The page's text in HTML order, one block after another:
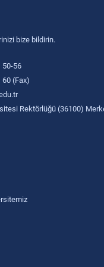
bize bildirin.
50-56
60 (Fax)
Rektörlüğü (36100)